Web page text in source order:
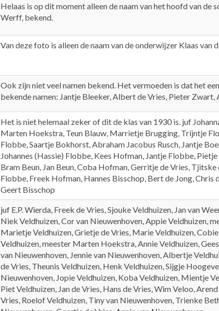
Helaas is op dit moment alleen de naam van het hoofd van de
Werff, bekend.
Van deze foto is alleen de naam van de onderwijzer Klaas van
Ook zijn niet veel namen bekend. Het vermoeden is dat het
bekende namen: Jantje Bleeker, Albert de Vries, Pieter Zwart,
Het is niet helemaal zeker of dit de klas van 1930 is. juf
Marten Hoekstra, Teun Blauw, Marrietje Brugging, Trijntje
Flobbe, Saartje Bokhorst, Abraham Jacobus Rusch, Jantje
Johannes (Hassie) Flobbe, Kees Hofman, Jantje Flobbe,
Bram Beun, Jan Beun, Coba Hofman, Gerritje de Vries,
Flobbe, Freek Hofman, Hannes Bisschop, Bert de Jong, Chris
Geert Bisschop
juf E.P. Wierda, Freek de Vries, Sjouke Veldhuizen, Jan van
Niek Veldhuizen, Cor van Nieuwenhoven, Appie Veldhuizen,
Marietje Veldhuizen, Grietje de Vries, Marie Veldhuizen,
Veldhuizen, meester Marten Hoekstra, Annie Veldhuizen,
van Nieuwenhoven, Jennie van Nieuwenhoven, Albertje
de Vries, Theunis Veldhuizen, Henk Veldhuizen, Sijgje
Nieuwenhoven, Jopie Veldhuizen, Koba Veldhuizen, Mientje
Piet Veldhuizen, Jan de Vries, Hans de Vries, Wim Veloo,
Vries, Roelof Veldhuizen, Tiny van Nieuwenhoven, Trienke